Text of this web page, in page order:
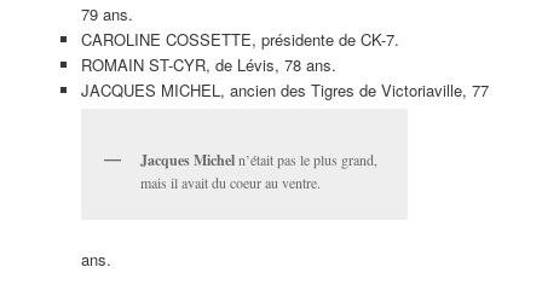
79 ans.
CAROLINE COSSETTE, présidente de CK-7.
ROMAIN ST-CYR, de Lévis, 78 ans.
JACQUES MICHEL, ancien des Tigres de Victoriaville, 77
Jacques Micheln’était pas le plus grand,
mais il avait du coeur au ventre.
ans.